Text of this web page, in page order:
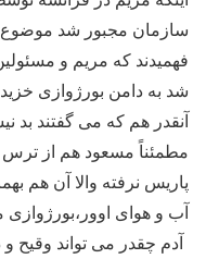
سازمان مجبور شد موضوع
فهمیدند که مریم و
شد به دامن بورژوازی خزید
آنقدر هم که می گفتند بد
مطمئناً مسعود هم از ترس
پاریس نرفته والا آن هم
آب و هوای
آدم چقدر می تواند وقیح